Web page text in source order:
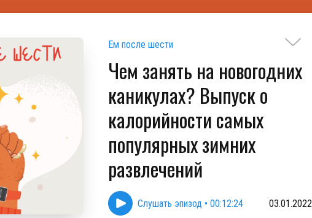
Ем после шести
Чем занять на новогодних
каникулах? Выпуск о
калорийности самых
популярных зимних
развлечений
Слушать эпизод • 00:12:24 03.01.2022